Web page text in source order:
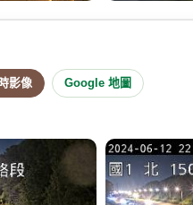
影像 Google 地圖